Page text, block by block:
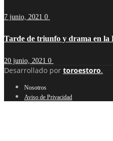
7 junio, 2021 0
Tarde de triunfo y drama en la
20 junio, 2021 0
Desarrollado por toroestoro.
Nosotros
Aviso de Privacidad